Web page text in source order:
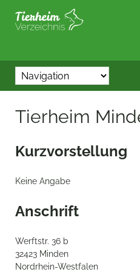
*/?> bool(false)
Tierheim
Kurzvorstellung
Keine Angabe
Anschrift
Werftstr. 36 b
32423 Minden
Nordrhein-Westfalen